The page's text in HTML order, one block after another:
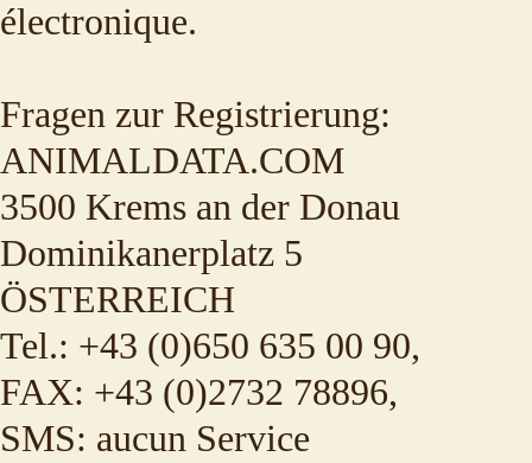
électronique.
Fragen zur Registrierung:
ANIMALDATA.COM
3500 Krems an der Donau
Dominikanerplatz 5
ÖSTERREICH
Tel.: +43 (0)650 635 00 90,
FAX: +43 (0)2732 78896,
SMS: aucun Service